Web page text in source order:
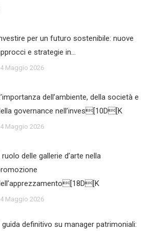
per un futuro sostenibile: nuove
e strategie in…
Maggio 2026
dell’ambiente, della società e
governance nell’inves[10D[K
Maggio 2026
ruolo delle gallerie d’arte nella
Maggio 2026
guida definitivo su manager patrimoniali: